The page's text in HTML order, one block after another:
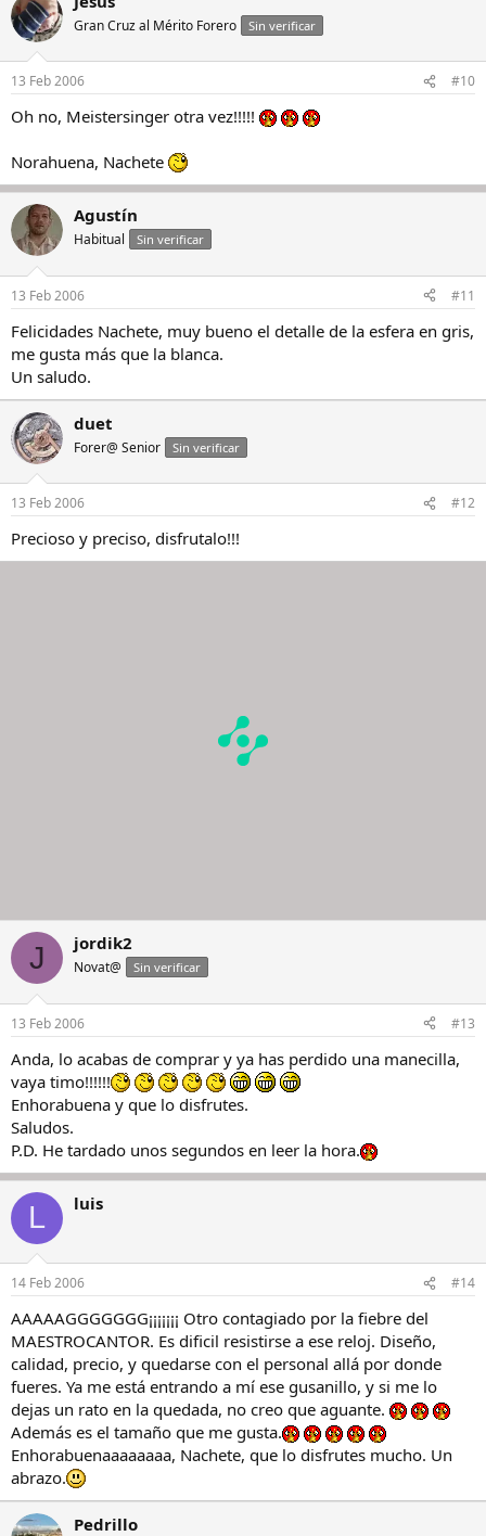
Gran Cruz al Mérito Forero Sin verificar
13 Feb 2006 #10
Oh no, Meistersinger otra vez!!!!!
Norahuena, Nachete
Agustín
Habitual Sin verificar
13 Feb 2006 #11
Felicidades Nachete, muy bueno el detalle de la esfera en gris,
me gusta más que la blanca.
Un saludo.
duet
Forer@ Senior Sin verificar
13 Feb 2006 #12
Precioso y preciso, disfrutalo!!!
J jordik2
Novat@ Sin verificar
13 Feb 2006 #13
Anda, lo acabas de comprar y ya has perdido una manecilla,
vaya timo!!!!!!
Enhorabuena y que lo disfrutes.
Saludos.
P.D. He tardado unos segundos en leer la hora.
L luis
14 Feb 2006 #14
AAAAAGGGGGGG¡¡¡¡¡¡¡ Otro contagiado por la fiebre del
MAESTROCANTOR. Es dificil resistirse a ese reloj. Diseño,
calidad, precio, y quedarse con el personal allá por donde
fueres. Ya me está entrando a mí ese gusanillo, y si me lo
dejas un rato en la quedada, no creo que aguante.
Además es el tamaño que me gusta.
Enhorabuenaaaaaaaa, Nachete, que lo disfrutes mucho. Un
abrazo.
Pedrillo